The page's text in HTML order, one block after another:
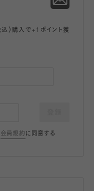
）購入で+1ポイント獲
会員規約 に同意する